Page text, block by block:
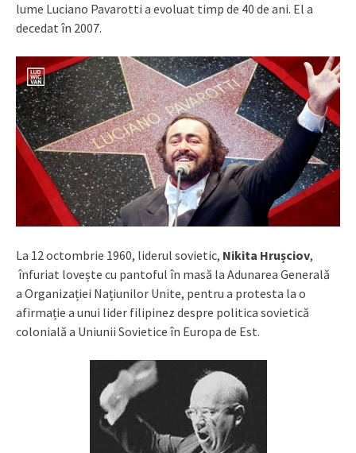
lume Luciano Pavarotti a evoluat timp de 40 de ani. El a
decedat în 2007.
La 12 octombrie 1960, liderul sovietic, Nikita Hrușciov,
înfuriat lovește cu pantoful în masă la Adunarea Generală
a Organizației Națiunilor Unite, pentru a protesta la o
afirmație a unui lider filipinez despre politica sovietică
colonială a Uniunii Sovietice în Europa de Est.